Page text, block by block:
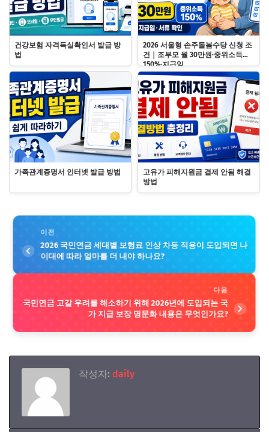
건강보험 자격득실확인서 발급 방
법
2026 서울형 손주돌봄수당 신청 조
건｜조부모 월 30만원·중위소득
150%·지급일
가족관계증명서 인터넷 발급 방법
고유가 피해지원금 결제 안됨 해결
방법
이전
2026 국민연금 세대별 보험료 인상 차등 적용이 도입되면 나
이대에 따라 얼마를 더 내야 하나요?
다음
국민연금 고갈 우려를 해소하기 위해 2026년에 도입되는 국
가 지급 보장 명문화 내용은 무엇인가요?
작성자: daily